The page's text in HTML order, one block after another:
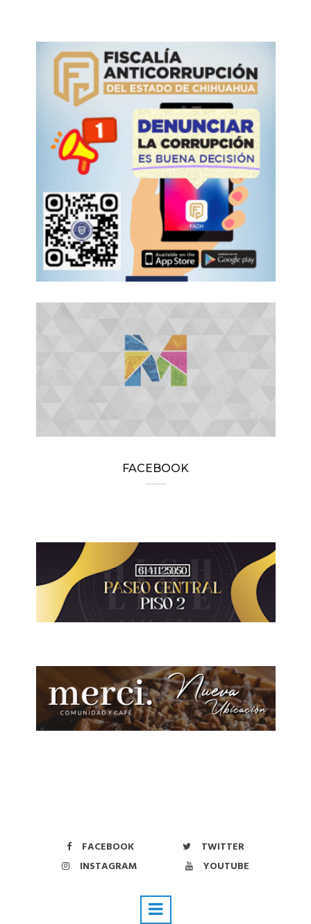
FACEBOOK
FACEBOOK
TWITTER
INSTAGRAM
YOUTUBE